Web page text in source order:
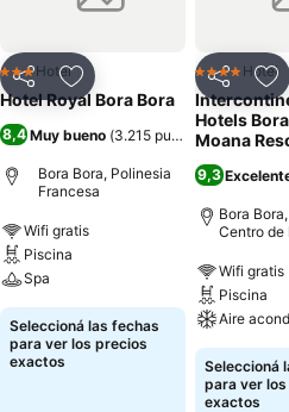
CompartirAñadir a favoritos
3 Estrellas
Hotel
Hotel Royal Bora Bora
8,4 Muy bueno (3.215 puntuaciones)
Bora Bora, Polinesia
Francesa
Wifi gratis
Piscina
Spa
Seleccioná las fechas
para ver los precios
exactos
Compartir
4 EstrellasHotel
Hotels
Moana
9,3
Bora
Centro de
Wifi gratis
Piscina
Aire
Seleccioná
para ver
exactos